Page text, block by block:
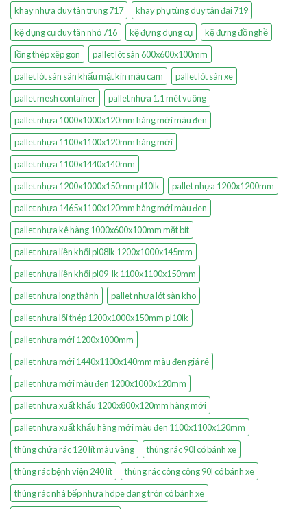
khay nhựa duy tân trung 717
khay phụ tùng duy tân đại 719
kệ dụng cụ duy tân nhỏ 716
kệ đựng dụng cụ
kệ đựng đồ nghề
lồng thép xêp gọn
pallet lót sàn 600x600x100mm
pallet lót sàn sân khấu mặt kín màu cam
pallet lót sàn xe
pallet mesh container
pallet nhựa 1.1 mét vuông
pallet nhựa 1000x1000x120mm hàng mới màu đen
pallet nhựa 1100x1100x120mm hàng mới
pallet nhựa 1100x1440x140mm
pallet nhựa 1200x1000x150mm pl10lk
pallet nhựa 1200x1200mm
pallet nhựa 1465x1100x120mm hàng mới màu đen
pallet nhựa kê hàng 1000x600x100mm mặt bít
pallet nhựa liền khối pl08lk 1200x1000x145mm
pallet nhựa liền khối pl09-lk 1100x1100x150mm
pallet nhựa long thành
pallet nhựa lót sàn kho
pallet nhựa lõi thép 1200x1000x150mm pl10lk
pallet nhựa mới 1200x1000mm
pallet nhựa mới 1440x1100x140mm màu đen giá rẻ
pallet nhựa mới màu đen 1200x1000x120mm
pallet nhựa xuất khẩu 1200x800x120mm hàng mới
pallet nhựa xuất khẩu hàng mới màu đen 1100x1100x120mm
thùng chứa rác 120 lít màu vàng
thùng rác 90l có bánh xe
thùng rác bệnh viện 240 lít
thùng rác công cộng 90l có bánh xe
thùng rác nhà bếp nhựa hdpe dạng tròn có bánh xe